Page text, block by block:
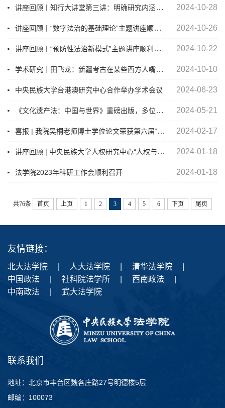
讲座回顾丨知行大讲堂第三讲：明确研究内涵，探索成长道路 2024-10-28
讲座回顾丨“数字法治的基础理论”主题讲座顺利进行 2024-10-26
讲座回顾丨“预防性法治新模式”主题讲座顺利进行 2024-10-22
学术研究｜田飞龙：新疆考古在某些西方人嘴里咋就成了文化种族灭绝工具？无知+谬论！ 2024-10-10
中央民族大学台港澳研究中心合作举办学术会议 2024-06-23
《文化遗产法：中国与世界》重磅出版，多位民大教师参编 2024-05-21
喜报 | 我院吴桐老师博士学位论文荣获第六届“陈光中诉讼法学优秀研究生学位论文” 2024-02-17
讲座回顾 | 中央民族大学人权研究中心“人权与文化法治”讲座——“职场性别平等：理想与现实”顺利举办 2024-01-18
法学院2023年科研工作会顺利召开 2024-01-18
共76条 首页 上页 1 2 3 4 5 6 下页 尾页
友情链接：
北大法学院 人大法学院 清华法学院
中国政法
社科院法学所 西南政法
中南政法
武大法学院
联系我们
地址：北京市丰台区魏各庄路27号明德楼5层
邮编：100073